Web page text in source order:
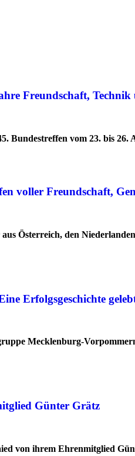
Freundschaft,
Bundestreffen vom 23. bis
voller Freundschaft,
Österreich, den
Erfolgsgeschichte
Mecklenburg-
Günter Grätz
von ihrem Ehrenmitglied